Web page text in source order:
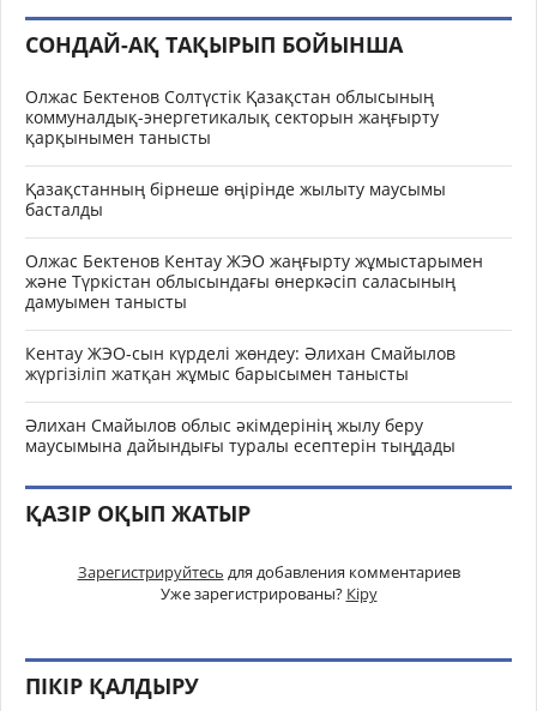
СОНДАЙ-АҚ ТАҚЫРЫП БОЙЫНША
Олжас Бектенов Солтүстік Қазақстан облысының
коммуналдық-энергетикалық секторын жаңғырту
қарқынымен танысты
Қазақстанның бірнеше өңірінде жылыту маусымы
басталды
Олжас Бектенов Кентау ЖЭО жаңғырту жұмыстарымен
және Түркістан облысындағы өнеркәсіп саласының
дамуымен танысты
Кентау ЖЭО-сын күрделі жөндеу: Әлихан Смайылов
жүргізіліп жатқан жұмыс барысымен танысты
Әлихан Смайылов облыс әкімдерінің жылу беру
маусымына дайындығы туралы есептерін тыңдады
ҚАЗІР ОҚЫП ЖАТЫР
Зарегистрируйтесь для добавления комментариев
Уже зарегистрированы? Кіру
ПІКІР ҚАЛДЫРУ